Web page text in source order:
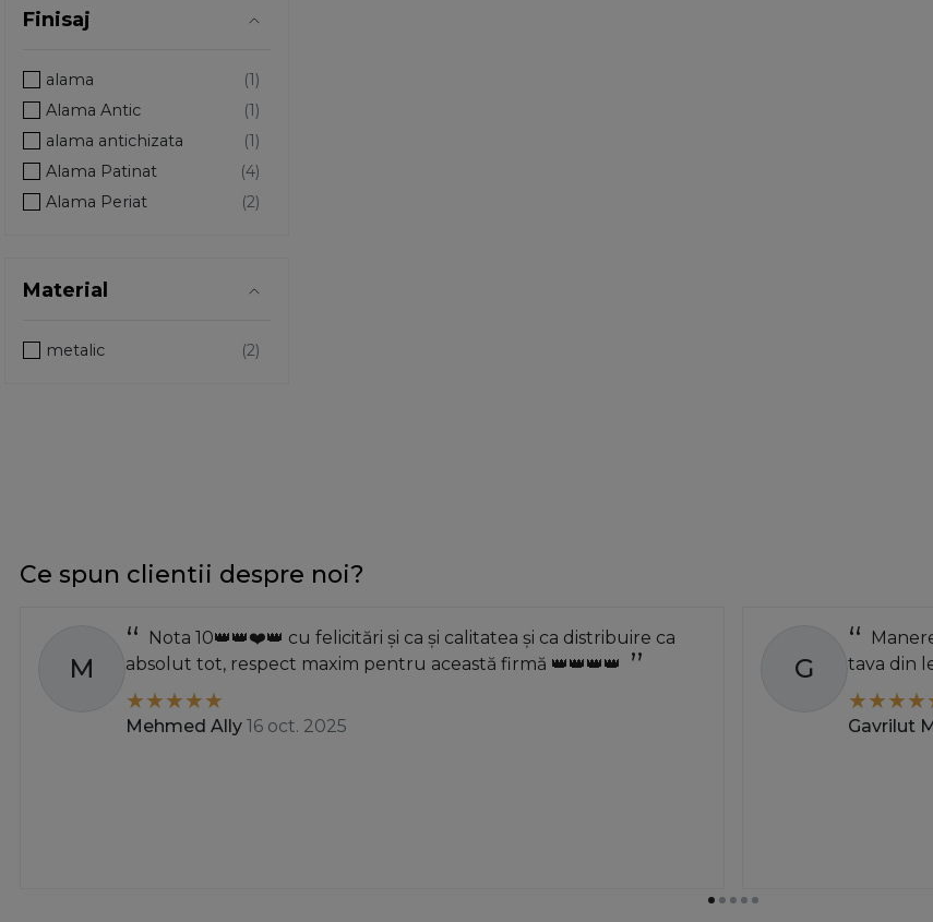
Finisaj
alama
Alama Antic
alama antichizata
Alama Patinat
Alama Periat
aluminiu
Aluminiu / Wenge
antichizat argintiu
antracit
antracit mat
argint antic
Material
metalic
Ce spun clientii despre noi?
M
Nota 10👑👑❤️👑 cu felicitări și ca și calitatea și ca distribuire ca
absolut tot, respect maxim pentru această firmă 👑👑👑👑
Mehmed Ally 16 oct. 2025
G
tava din
Gavrilut